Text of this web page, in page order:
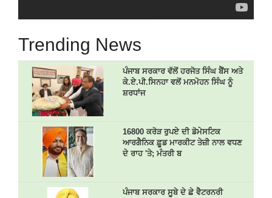
Trending News
ਪੰਜਾਬ ਸਰਕਾਰ ਵੱਲੋਂ ਹਰਜੋਤ ਸਿੰਘ ਬੈਂਸ ਅਤੇ
ਕੇ.ਏ.ਪੀ.ਸਿਨਹਾ ਵਲੋਂ ਮਨਮੋਹਨ ਸਿੰਘ ਨੂੰ
ਸ਼ਰਧਾਂਜ
16800 ਕਰੋੜ ਰੁਪਏ ਦੀ ਡੋਮੇਸਟਿਕ
ਆਰਗੈਨਿਕ ਫ਼ੂਡ ਮਾਰਕੀਟ ਤੇਜ਼ੀ ਨਾਲ ਵਧਣ
ਦੇ ਰਾਹ 'ਤੇ; ਮੰਤਰੀ ਬ
ਪੰਜਾਬ ਸਰਕਾਰ ਸੂਬੇ ਦੇ ਛੇ ਵੈਟਰਨਰੀ